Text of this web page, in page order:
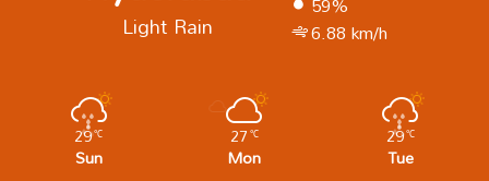
Light Rain 6.88 km/h
29℃
Sun
27℃
Mon
29℃
Tue